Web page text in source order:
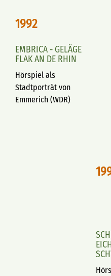
1992
EMBRICA - GELÄGE
FLAK AN DE RHIN
Hörspiel als
Stadtporträt von
Emmerich (WDR)